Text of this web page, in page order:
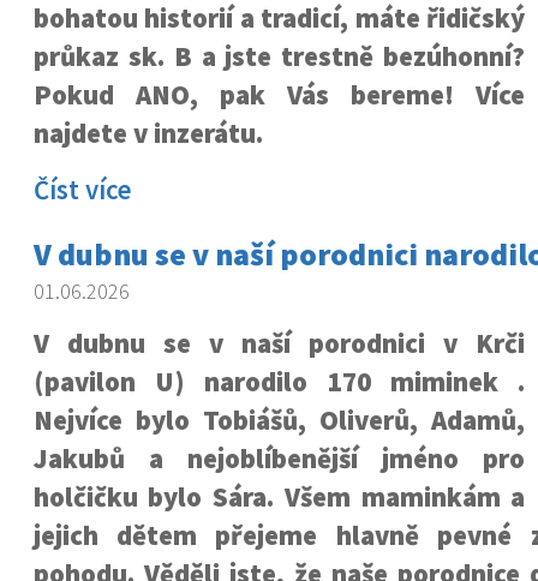
bohatou historií a tradicí, máte řidičský
průkaz sk. B a jste trestně bezúhonní?
Pokud ANO, pak Vás bereme! Více
najdete v inzerátu.
Číst více
V dubnu se v naší porodnici
01.06.2026
V dubnu se v naší porodnici v Krči
(pavilon U) narodilo 170 miminek .
Nejvíce bylo Tobiášů, Oliverů, Adamů,
Jakubů a nejoblíbenější jméno pro
holčičku bylo Sára. Všem maminkám a
jejich dětem přejeme hlavně pevné
pohodu. Věděli jste, že naše porodnice